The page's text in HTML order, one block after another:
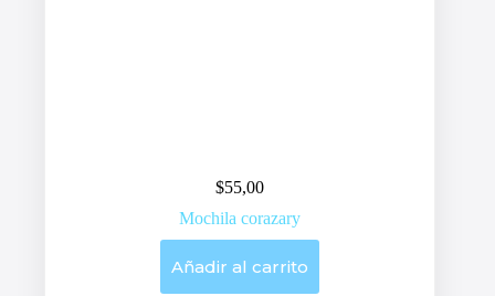
$55,00
Mochila corazary
Añadir al carrito